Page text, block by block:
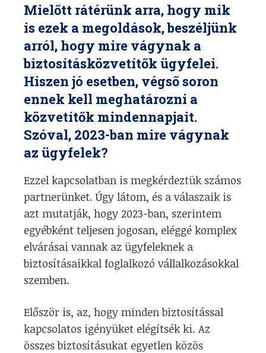
Mielőtt rátérünk arra, hogy mik
is ezek a megoldások, beszéljünk
arról, hogy mire vágynak a
biztosításközvetítők ügyfelei.
Hiszen jó esetben, végső soron
ennek kell meghatározni a
közvetítők mindennapjait.
Szóval, 2023-ban mire vágynak
az ügyfelek?
Ezzel kapcsolatban is megkérdeztük számos
partnerünket. Úgy látom, és a válaszaik is
azt mutatják, hogy 2023-ban, szerintem
egyébként teljesen jogosan, eléggé komplex
elvárásai vannak az ügyfeleknek a
biztosításaikkal foglalkozó vállalkozásokkal
szemben.
Először is, az, hogy minden biztosítással
kapcsolatos igényüket elégítsék ki. Az
összes biztosításukat egyetlen közös